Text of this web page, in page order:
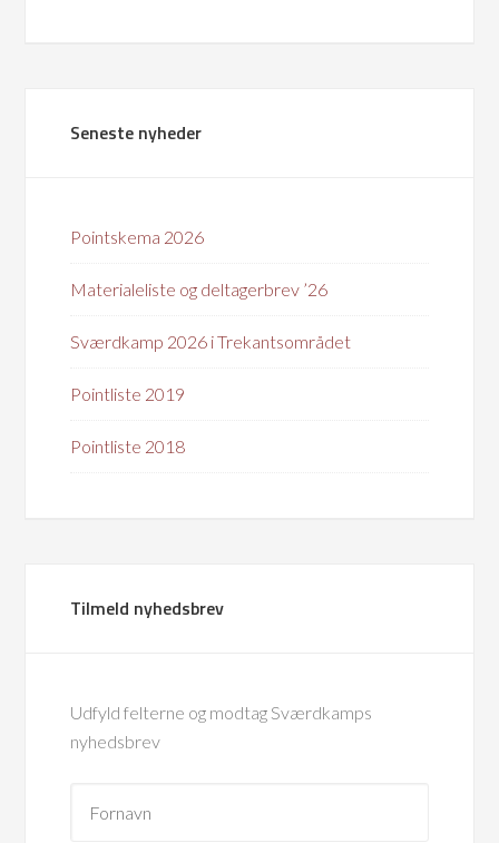
Seneste nyheder
Pointskema 2026
Materialeliste og deltagerbrev ’26
Sværdkamp 2026 i Trekantsområdet
Pointliste 2019
Pointliste 2018
Tilmeld nyhedsbrev
Udfyld felterne og modtag Sværdkamps
nyhedsbrev